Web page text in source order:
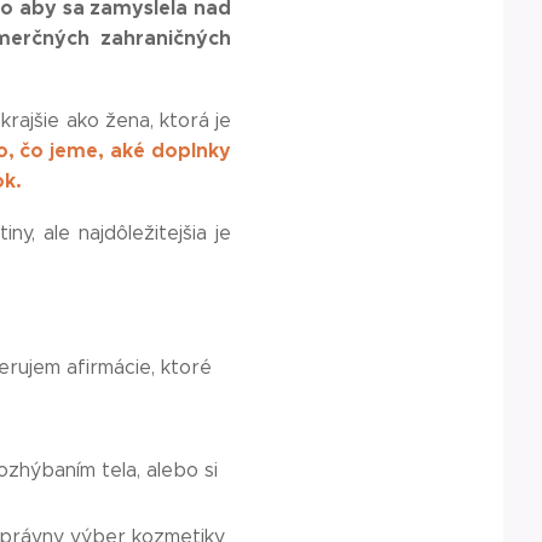
aby sa zamyslela nad
zahraničných
ako žena, ktorá je
čo jeme, aké doplnky
ale najdôležitejšia je
afirmácie, ktoré
tela, alebo si
výber kozmetiky